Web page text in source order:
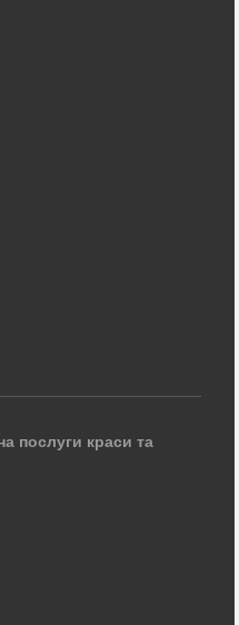
послуги краси та